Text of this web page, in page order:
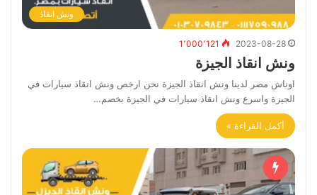
ونش انقاذ
2023-08-28 1٬000٬121
ونش انقاذ الجيزة
اوناش مصر لدينا ونش انقاذ الجيزة نحن ارخص ونش انقاذ سيارات في
الجيزة واسرع ونش انقاذ سيارات في الجيزة بخصم…
أكمل القراءة »